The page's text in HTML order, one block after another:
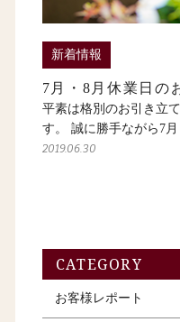
新着情報
7月・8月休業日の
平素は格別のお引き立
す。 誠に勝手ながら7
2019.06.30
CATEGORY
お客様レポート